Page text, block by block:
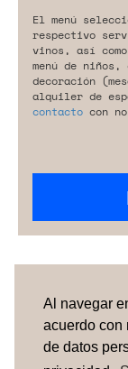
Al navegar
acuerdo con
de datos
El menú
respectivo
vinos, así
menú de
decoración
alquiler de
contacto con
¿No has
TÉRMINOS Y